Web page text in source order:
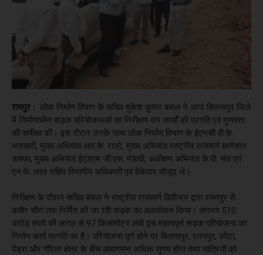
रायपुर : लोक निर्माण विभाग के सचिव मुकेश कुमार बंसल ने आज बिलासपुर जिले
में निर्माणाधीन सड़क परियोजनाओं का निरीक्षण कर कार्यों की प्रगति एवं गुणवत्ता
की समीक्षा की। इस दौरान उनके साथ लोक निर्माण विभाग के ईएनसी वी.के.
भतपहरी, मुख्य अभियंता आर.के. रात्रे, मुख्य अभियंता राष्ट्रीय राजमार्ग ज्ञानेश्वर
कश्यप, मुख्य अभियंता ईएंडएम जी.एस. मंडावी, अधीक्षण अभियंता के.पी. संत एवं
एन.के. लाल सहित विभागीय अधिकारी एवं ठेकेदार मौजूद थे।
निरीक्षण के दौरान सचिव बंसल ने राष्ट्रीय राजमार्ग डिवीजन द्वारा रतनपुर से
कबीर चौरा तक निर्मित की जा रही सड़क का अवलोकन किया। लगभग 510
करोड़ रुपये की लागत से 97 किलोमीटर लंबी इस महत्वपूर्ण सड़क परियोजना का
निर्माण कार्य प्रगति पर है। परियोजना पूर्ण होने पर बिलासपुर, रतनपुर, कोटा,
पेंड्रा और गौरेला क्षेत्र के बीच आवागमन अधिक सुगम होगा तथा यात्रियों को